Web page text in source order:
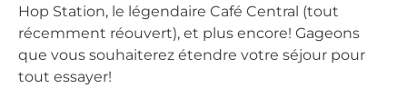
Hop Station, le légendaire Café Central (tout
récemment réouvert), et plus encore! Gageons
que vous souhaiterez étendre votre séjour pour
tout essayer!